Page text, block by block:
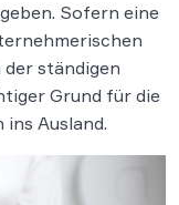
Sofern eine
ständigen
Grund für die
Ausland.